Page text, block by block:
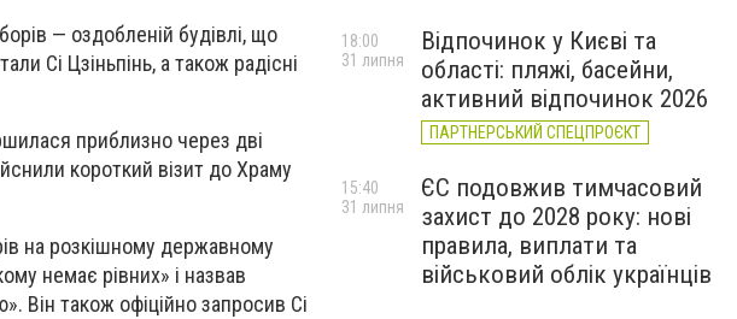
— оздобленій будівлі, що
Сі Цзіньпінь, а також радісні
приблизно через дві
короткий візит до Храму
на розкішному державному
немає рівних» і назвав
Він також офіційно запросив Сі
Відпочинок у Києві та
області: пляжі, басейни,
активний відпочинок 2026
ПАРТНЕРСЬКИЙ СПЕЦПРОЄКТ
18:00
31 липня
ЄС подовжив тимчасовий
захист до 2028 року: нові
правила, виплати та
військовий облік українців
15:40
31 липня